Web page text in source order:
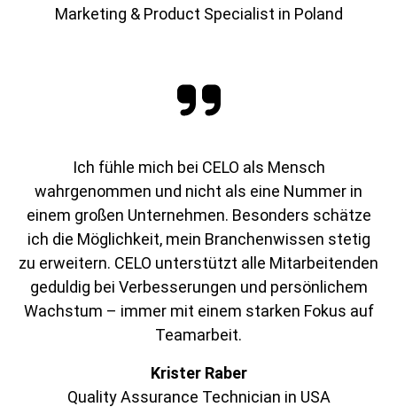
Marketing & Product Specialist in Poland
Ich fühle mich bei CELO als Mensch
wahrgenommen und nicht als eine Nummer in
einem großen Unternehmen. Besonders schätze
ich die Möglichkeit, mein Branchenwissen stetig
zu erweitern. CELO unterstützt alle Mitarbeitenden
geduldig bei Verbesserungen und persönlichem
Wachstum – immer mit einem starken Fokus auf
Teamarbeit.
Krister Raber
Quality Assurance Technician in USA